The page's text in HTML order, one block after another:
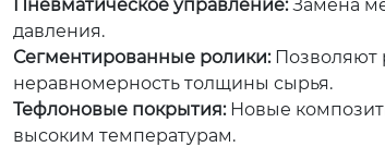
Пневматическое управление:Замена
давления.
Сегментированные ролики:Позволяют
неравномерность толщины сырья.
Тефлоновые покрытия:Новые
высоким температурам.